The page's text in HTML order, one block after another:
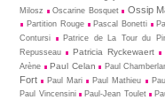
Milosz
Oscarine Bosquet Ossip
Partition Rouge
Pascal Bonetti
Contursi
Patrice de La Tour du
Repusseau
Patricia Ryckewaert
Arène
Paul Celan Paul
Fort
Paul Mari Paul Mathieu
Paul Vincensini
Paul-Jean Toulet